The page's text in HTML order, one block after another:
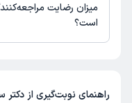
میزان رضایت
است؟
راهنمای نوبت‌گیری از دکتر